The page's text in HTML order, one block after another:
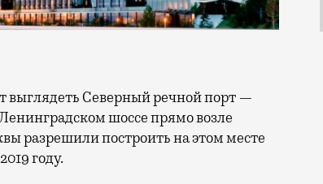
шоссе прямо возле
разрешили построить на этом месте
году.